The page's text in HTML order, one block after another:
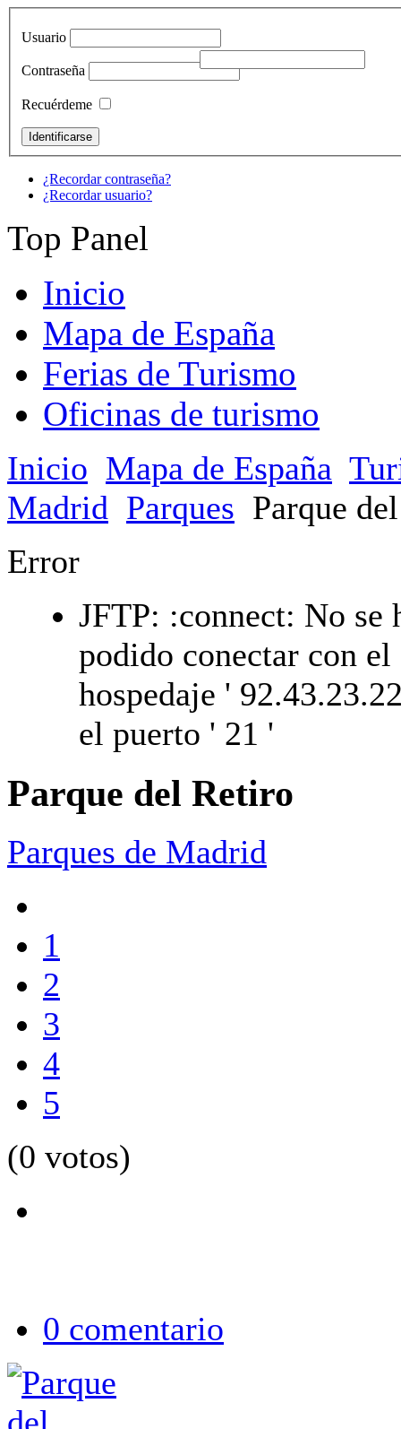
Usuario
Contraseña
Recuérdeme
¿Recordar contraseña?
¿Recordar usuario?
Top Panel
Inicio
Mapa de España
Ferias de Turismo
Oficinas de turismo
Inicio Mapa de España
Madrid Parques Parque
Error
JFTP: :connect: No se
podido conectar con el
hospedaje '
el puerto ' 21 '
Parque del Retiro
Parques de Madrid
1
2
3
4
5
(0 votos)
0 comentario